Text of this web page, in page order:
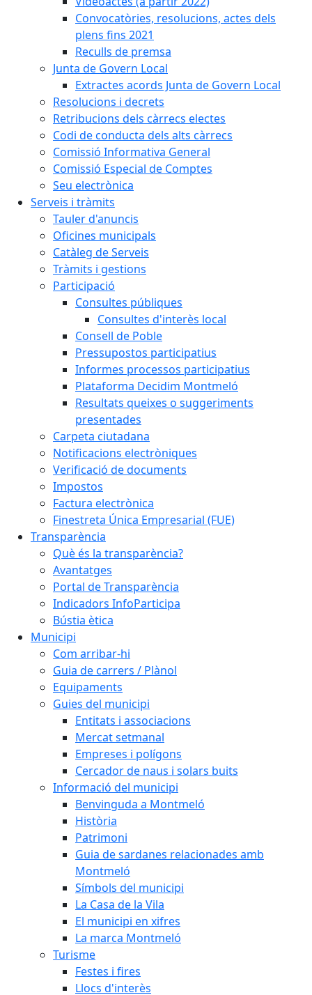
Convocatòries, resolucions, actes dels
plens fins 2021
Reculls de premsa
Junta de Govern Local
Extractes acords Junta de Govern Local
Resolucions i decrets
Retribucions dels càrrecs electes
Codi de conducta dels alts càrrecs
Comissió Informativa General
Comissió Especial de Comptes
Seu electrònica
Serveis i tràmits
Tauler d'anuncis
Oficines municipals
Catàleg de Serveis
Tràmits i gestions
Participació
Consultes públiques
Consultes d'interès local
Consell de Poble
Pressupostos participatius
Informes processos participatius
Plataforma Decidim Montmeló
Resultats queixes o suggeriments
presentades
Carpeta ciutadana
Notificacions electròniques
Verificació de documents
Impostos
Factura electrònica
Finestreta Única Empresarial (FUE)
Transparència
Què és la transparència?
Avantatges
Portal de Transparència
Indicadors InfoParticipa
Bústia ètica
Municipi
Com arribar-hi
Guia de carrers / Plànol
Equipaments
Guies del municipi
Entitats i associacions
Mercat setmanal
Empreses i polígons
Cercador de naus i solars buits
Informació del municipi
Benvinguda a Montmeló
Història
Patrimoni
Guia de sardanes relacionades amb
Montmeló
Símbols del municipi
La Casa de la Vila
El municipi en xifres
La marca Montmeló
Turisme
Festes i fires
Llocs d'interès